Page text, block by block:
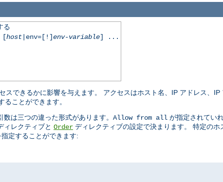
る
host|env=[!]env-variable] ...
できるかに影響を与えます。 アクセスはホスト名、IP アドレス、IP
ことができます。
数は三つの違った形式があります。 Allow from all が指定されてい
ィレクティブと Order ディレクティブの設定で決まります。 特定の
定することができます: